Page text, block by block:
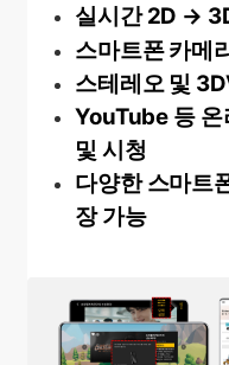
실시간 2D →
스마트폰 카메
스테레오 및
YouTube 등
및 시청
다양한 스마트
장 가능